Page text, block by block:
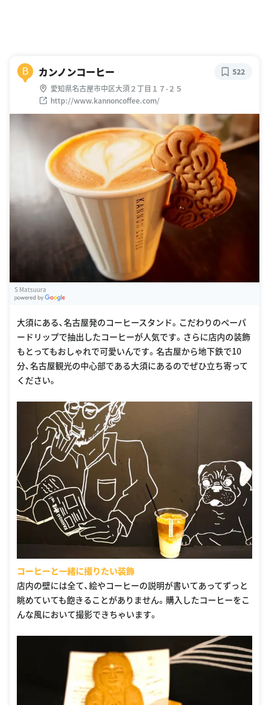
B カンノンコーヒー
愛知県名古屋市中区大須２丁目１７-２５
http://www.kannoncoffee.com/
522
S Matsuura
大須にある、名古屋発のコーヒースタンド。こだわりのペーパ
ードリップで抽出したコーヒーが人気です。さらに店内の装飾
もとってもおしゃれで可愛いんです。名古屋から地下鉄で10
分、名古屋観光の中心部である大須にあるのでぜひ立ち寄って
ください。
コーヒーと一緒に撮りたい装飾
店内の壁には全て、絵やコーヒーの説明が書いてあってずっと
眺めていても飽きることがありません。購入したコーヒーをこ
んな風において撮影できちゃいます。